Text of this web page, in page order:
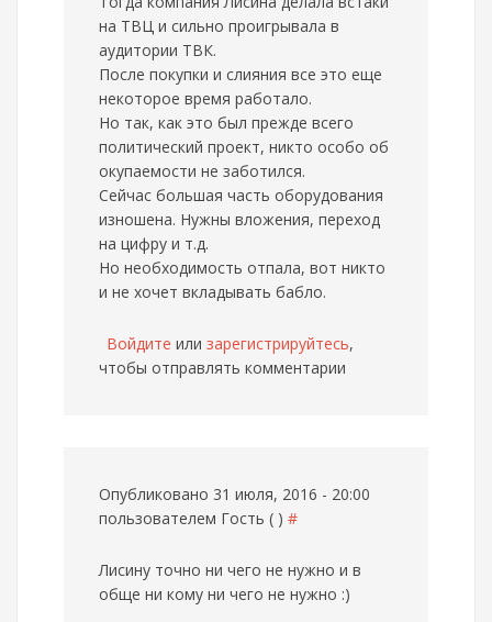
на ТВЦ и сильно проигрывала в
аудитории ТВК.
После покупки и слияния все это еще
некоторое время работало.
Но так, как это был прежде всего
политический проект, никто особо об
окупаемости не заботился.
Сейчас большая часть оборудования
изношена. Нужны вложения, переход
на цифру и т.д.
Но необходимость отпала, вот никто
и не хочет вкладывать бабло.
Войдите или зарегистрируйтесь,
чтобы отправлять комментарии
Опубликовано 31 июля, 2016 - 20:00
пользователем Гость ( ) #
Лисину точно ни чего не нужно и в
обще ни кому ни чего не нужно :)